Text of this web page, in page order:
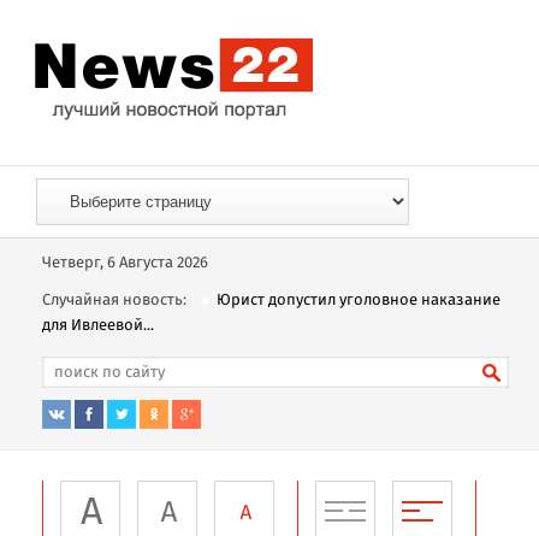
Четверг, 6 Августа 2026
Случайная новость:
Юрист допустил уголовное наказание
для Ивлеевой...